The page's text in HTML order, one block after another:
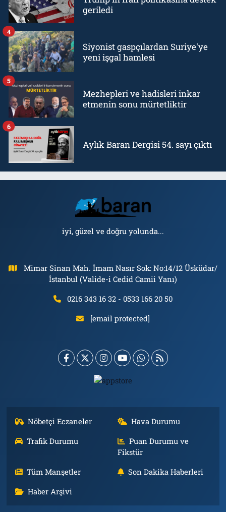
geriledi
Siyonist gaspçılardan Suriye'ye
yeni işgal hamlesi
4
Mezhepleri ve hadisleri inkar
etmenin sonu mürtetliktir
5
Aylık Baran Dergisi 54. sayı çıktı
6
iyi, güzel ve doğru yolunda...
Mimar Sinan Mah. İmam Nasır Sok: No:14/12 Üsküdar/
İstanbul (Valide-i Cedid Camii Yanı)
0216 343 16 32 - 0533 166 20 50
[email protected]
Nöbetçi Eczaneler
Hava Durumu
Trafik Durumu
Puan Durumu ve
Fikstür
Tüm Manşetler
Son Dakika Haberleri
Haber Arşivi